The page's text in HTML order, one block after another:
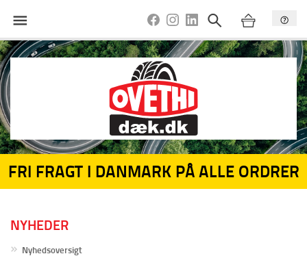
FRI FRAGT I DANMARK PÅ ALLE ORDRER
NYHEDER
Nyhedsoversigt